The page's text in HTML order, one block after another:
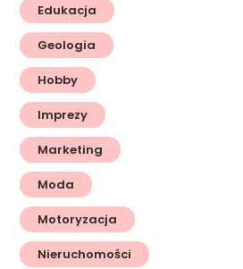
Edukacja
Geologia
Hobby
Imprezy
Marketing
Moda
Motoryzacja
Nieruchomości